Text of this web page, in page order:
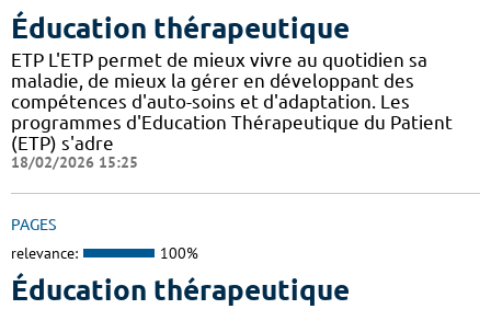
Éducation thérapeutique
ETP L'ETP permet de mieux vivre au quotidien sa
maladie, de mieux la gérer en développant des
compétences d'auto-soins et d'adaptation. Les
programmes d'Education Thérapeutique du Patient
(ETP) s'adre
18/02/2026 15:25
PAGES
relevance: 100%
Éducation thérapeutique